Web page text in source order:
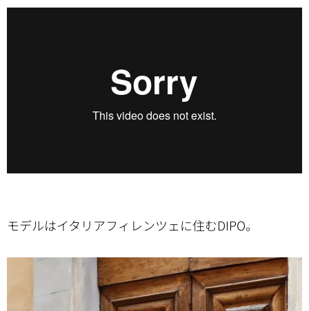
モデルはイタリアフィレンツェに住むDIPO。